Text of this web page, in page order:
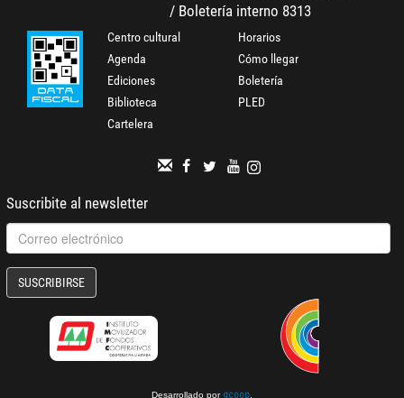
/ Boletería interno 8313
Centro cultural
Agenda
Ediciones
Biblioteca
Cartelera
Horarios
Cómo llegar
Boletería
PLED
Suscribite al newsletter
SUSCRIBIRSE
Desarrollado por .